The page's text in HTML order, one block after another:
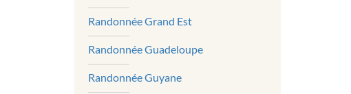
Randonnée Grand Est
Randonnée Guadeloupe
Randonnée Guyane